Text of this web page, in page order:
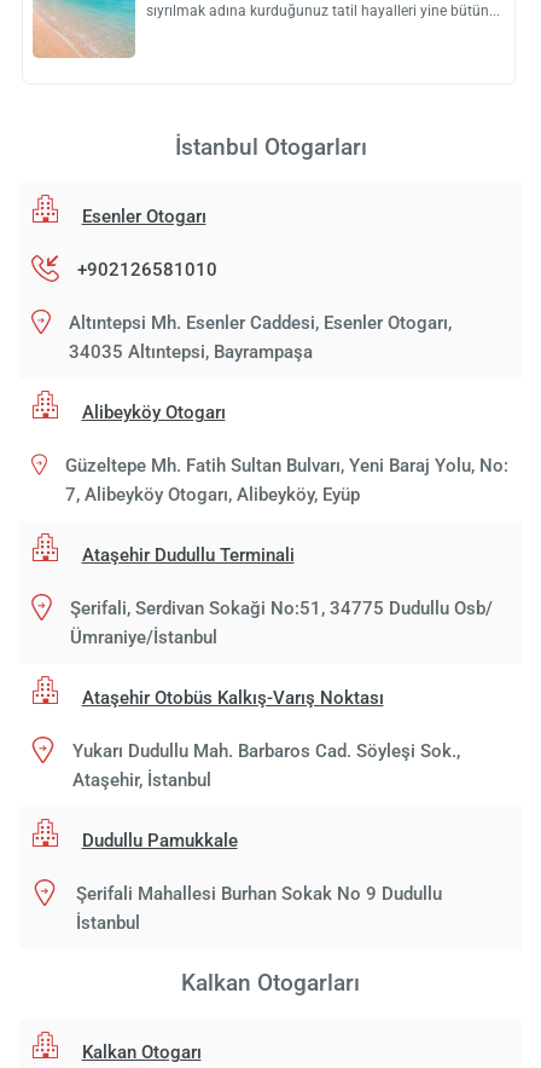
sıyrılmak adına kurduğunuz tatil hayalleri yine bütün
İstanbul Otogarları
Esenler Otogarı
+902126581010
Altıntepsi Mh. Esenler Caddesi, Esenler Otogarı,
34035 Altıntepsi, Bayrampaşa
Alibeyköy Otogarı
Güzeltepe Mh. Fatih Sultan Bulvarı, Yeni Baraj Yolu, No:
7, Alibeyköy Otogarı, Alibeyköy, Eyüp
Ataşehir Dudullu Terminali
Şerifali, Serdivan Sokaği No:51, 34775 Dudullu Osb/
Ümraniye/İstanbul
Ataşehir Otobüs Kalkış-Varış Noktası
Yukarı Dudullu Mah. Barbaros Cad. Söyleşi Sok.,
Ataşehir, İstanbul
Dudullu Pamukkale
Şerifali Mahallesi Burhan Sokak No 9 Dudullu
İstanbul
Kalkan Otogarları
Kalkan Otogarı